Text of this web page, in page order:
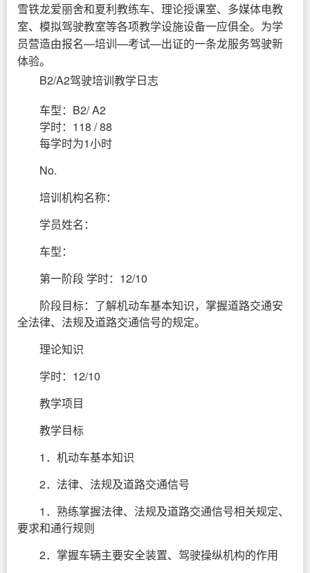
雪铁龙爱丽舍和夏利教练车、理论授课室、多媒体电教
室、模拟驾驶教室等各项教学设施设备一应俱全。为学
员营造由报名—培训—考试—出证的一条龙服务驾驶新
体验。
B2/A2驾驶培训教学日志
车型：B2/ A2
学时：118 / 88
每学时为1小时
No.
培训机构名称：
学员姓名：
车型：
第一阶段 学时：12/10
阶段目标：了解机动车基本知识，掌握道路交通安
全法律、法规及道路交通信号的规定。
理论知识
学时：12/10
教学项目
教学目标
1．机动车基本知识
2．法律、法规及道路交通信号
1．熟练掌握法律、法规及道路交通信号相关规定、
要求和通行规则
2．掌握车辆主要安全装置、驾驶操纵机构的作用